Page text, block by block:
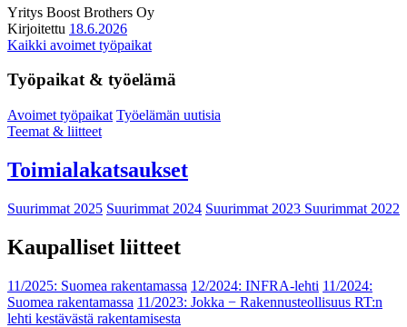
Yritys Boost Brothers Oy
Kirjoitettu 18.6.2026
Kaikki avoimet työpaikat
Työpaikat & työelämä
Avoimet työpaikat Työelämän uutisia
Teemat & liitteet
Toimialakatsaukset
Suurimmat 2025 Suurimmat 2024 Suurimmat 2023 Suurimmat 2022
Kaupalliset liitteet
11/2025: Suomea rakentamassa 12/2024: INFRA-lehti 11/2024:
Suomea rakentamassa 11/2023: Jokka − Rakennusteollisuus RT:n
lehti kestävästä rakentamisesta